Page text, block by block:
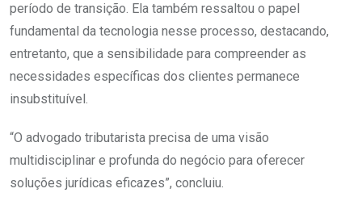
período de transição. Ela também ressaltou o papel
fundamental da tecnologia nesse processo, destacando,
entretanto, que a sensibilidade para compreender as
necessidades específicas dos clientes permanece
insubstituível.
“O advogado tributarista precisa de uma visão
multidisciplinar e profunda do negócio para oferecer
soluções jurídicas eficazes”, concluiu.